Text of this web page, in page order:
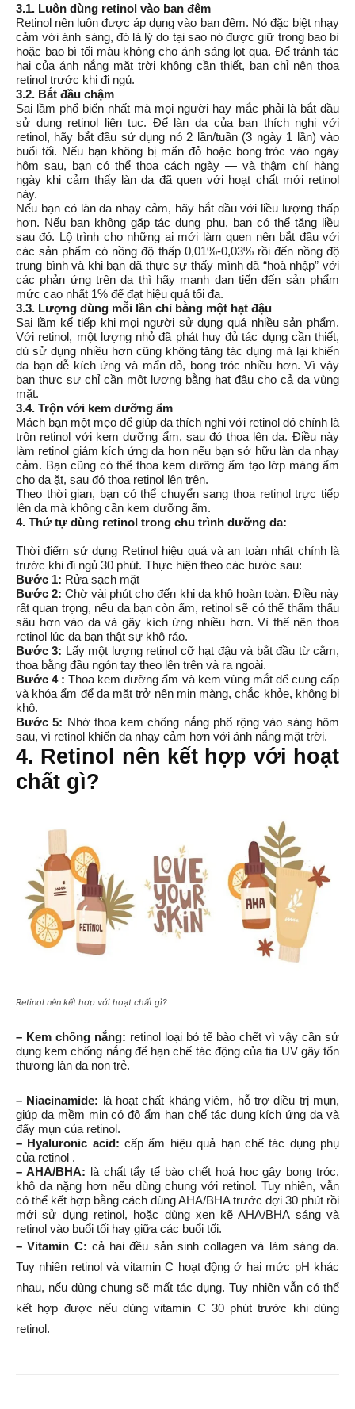
3.1. Luôn dùng retinol vào ban đêm
Retinol nên luôn được áp dụng vào ban đêm. Nó đặc biệt nhạy
cảm với ánh sáng, đó là lý do tại sao nó được giữ trong bao bì
hoặc bao bì tối màu không cho ánh sáng lọt qua. Để tránh tác
hại của ánh nắng mặt trời không cần thiết, bạn chỉ nên thoa
retinol trước khi đi ngủ.
3.2. Bắt đầu chậm
Sai lầm phổ biến nhất mà mọi người hay mắc phải là bắt đầu
sử dụng retinol liên tục. Để làn da của bạn thích nghi với
retinol, hãy bắt đầu sử dụng nó 2 lần/tuần (3 ngày 1 lần) vào
buổi tối. Nếu bạn không bị mẩn đỏ hoặc bong tróc vào ngày
hôm sau, bạn có thể thoa cách ngày — và thậm chí hàng
ngày khi cảm thấy làn da đã quen với hoạt chất mới retinol
này.
Nếu bạn có làn da nhạy cảm, hãy bắt đầu với liều lượng thấp
hơn. Nếu bạn không gặp tác dụng phụ, bạn có thể tăng liều
sau đó. Lộ trình cho những ai mới làm quen nên bắt đầu với
các sản phẩm có nồng độ thấp 0,01%-0,03% rồi đến nồng độ
trung bình và khi bạn đã thực sự thấy mình đã “hoà nhập” với
các phản ứng trên da thì hãy mạnh dạn tiến đến sản phẩm
mức cao nhất 1% để đạt hiệu quả tối đa.
3.3. Lượng dùng mỗi lần chỉ bằng một hạt đậu
Sai lầm kế tiếp khi mọi người sử dụng quá nhiều sản phẩm.
Với retinol, một lượng nhỏ đã phát huy đủ tác dụng cần thiết,
dù sử dụng nhiều hơn cũng không tăng tác dụng mà lại khiến
da bạn dễ kích ứng và mẩn đỏ, bong tróc nhiều hơn. Vì vậy
bạn thực sự chỉ cần một lượng bằng hạt đậu cho cả da vùng
mặt.
3.4. Trộn với kem dưỡng ẩm
Mách bạn một mẹo để giúp da thích nghi với retinol đó chính là
trộn retinol với kem dưỡng ẩm, sau đó thoa lên da. Điều này
làm retinol giảm kích ứng da hơn nếu bạn sở hữu làn da nhạy
cảm. Bạn cũng có thể thoa kem dưỡng ẩm tạo lớp màng ẩm
cho da ặt, sau đó thoa retinol lên trên.
Theo thời gian, bạn có thể chuyển sang thoa retinol trực tiếp
lên da mà không cần kem dưỡng ẩm.
4. Thứ tự dùng retinol trong chu trình dưỡng da:
Thời điểm sử dụng Retinol hiệu quả và an toàn nhất chính là
trước khi đi ngủ 30 phút. Thực hiện theo các bước sau:
Bước 1: Rửa sạch mặt
Bước 2: Chờ vài phút cho đến khi da khô hoàn toàn. Điều này
rất quan trọng, nếu da bạn còn ẩm, retinol sẽ có thể thẩm thấu
sâu hơn vào da và gây kích ứng nhiều hơn. Vì thế nên thoa
retinol lúc da bạn thật sự khô ráo.
Bước 3: Lấy một lượng retinol cỡ hạt đậu và bắt đầu từ cằm,
thoa bằng đầu ngón tay theo lên trên và ra ngoài.
Bước 4 : Thoa kem dưỡng ẩm và kem vùng mắt để cung cấp
và khóa ẩm để da mặt trở nên mịn màng, chắc khỏe, không bị
khô.
Bước 5: Nhớ thoa kem chống nắng phổ rộng vào sáng hôm
sau, vì retinol khiến da nhạy cảm hơn với ánh nắng mặt trời.
4. Retinol nên kết hợp với hoạt
chất gì?
Retinol nên kết hợp với hoạt chất gì?
– Kem chống nắng: retinol loại bỏ tế bào chết vì vậy cần sử
dụng kem chống nắng để hạn chế tác động của tia UV gây tổn
thương làn da non trẻ.
– Niacinamide: là hoạt chất kháng viêm, hỗ trợ điều trị mụn,
giúp da mềm mịn có độ ẩm hạn chế tác dụng kích ứng da và
đẩy mụn của retinol.
– Hyaluronic acid: cấp ẩm hiệu quả hạn chế tác dụng phụ
của retinol .
– AHA/BHA: là chất tẩy tế bào chết hoá học gây bong tróc,
khô da nặng hơn nếu dùng chung với retinol. Tuy nhiên, vẫn
có thể kết hợp bằng cách dùng AHA/BHA trước đợi 30 phút rồi
mới sử dụng retinol, hoặc dùng xen kẽ AHA/BHA sáng và
retinol vào buổi tối hay giữa các buổi tối.
– Vitamin C: cả hai đều sản sinh collagen và làm sáng da.
Tuy nhiên retinol và vitamin C hoạt động ở hai mức pH khác
nhau, nếu dùng chung sẽ mất tác dụng. Tuy nhiên vẫn có thể
kết hợp được nếu dùng vitamin C 30 phút trước khi dùng
retinol.